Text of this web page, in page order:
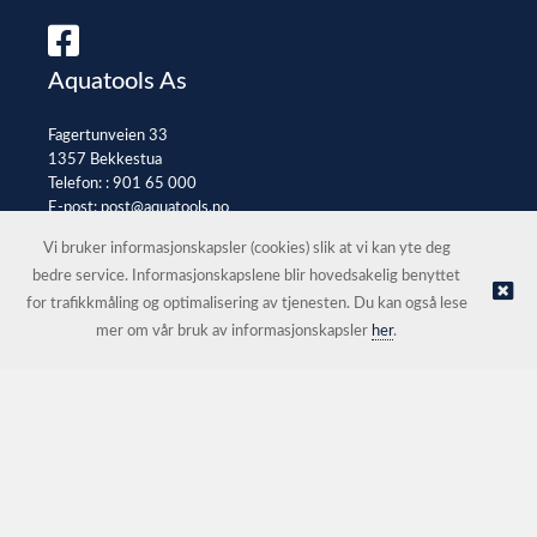
Aquatools As
Fagertunveien 33
1357 Bekkestua
Telefon: : 901 65 000
E-post:post@aquatools.no
© Aquatools As |Nettbutikk levert av Kréatif
Vi bruker informasjonskapsler (cookies) slik at vi kan yte deg
bedre service. Informasjonskapslene blir hovedsakelig benyttet
for trafikkmåling og optimalisering av tjenesten. Du kan også lese
mer om vår bruk av informasjonskapsler her.